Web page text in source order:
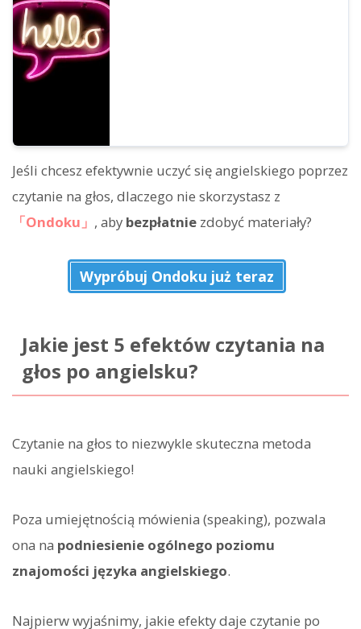
Jeśli chcesz efektywnie uczyć się angielskiego poprzez
czytanie na głos, dlaczego nie skorzystasz z
「Ondoku」 , aby bezpłatnie zdobyć materiały?
Wypróbuj Ondoku już teraz
Jakie jest 5 efektów czytania na
głos po angielsku?
Czytanie na głos to niezwykle skuteczna metoda
nauki angielskiego!
Poza umiejętnością mówienia (speaking), pozwala
ona na podniesienie ogólnego poziomu
znajomości języka angielskiego.
Najpierw wyjaśnimy, jakie efekty daje czytanie po